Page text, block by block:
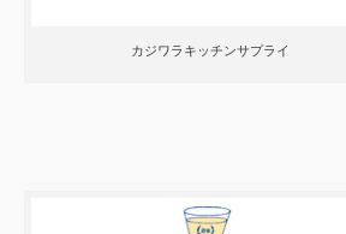
カジワラキッチンサプライ